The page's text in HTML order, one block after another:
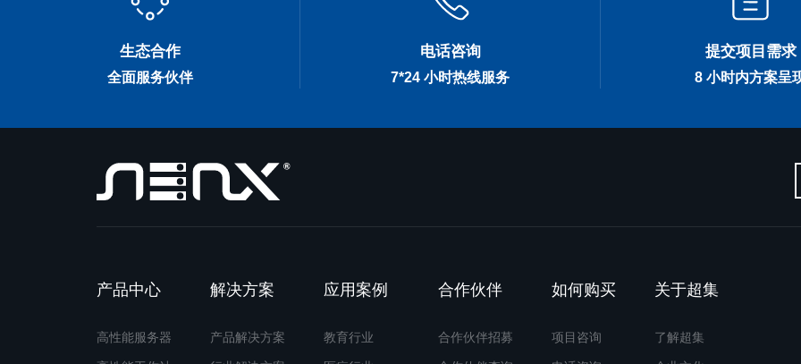
生态合作
全面服务伙伴
电话咨询
7*24 小时热线服务
提交项目需求
8 小时内方案呈
产品中心
高性能服务器
解决方案
产品解决方案
应用案例
教育行业
合作伙伴
合作伙伴招募
如何购买
项目咨询
关于超集
了解超集